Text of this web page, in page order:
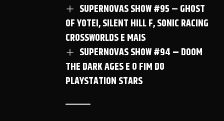
SUPERNOVAS SHOW #95 – GHOST
OF YOTEI, SILENT HILL F, SONIC RACING
CROSSWORLDS E MAIS
SUPERNOVAS SHOW #94 – DOOM
THE DARK AGES E O FIM DO
PLAYSTATION STARS